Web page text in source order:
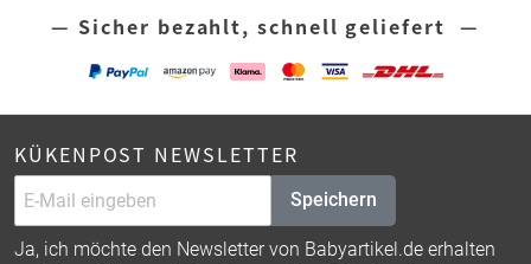
— Sicher bezahlt, schnell geliefert —
KÜKENPOST NEWSLETTER
Speichern
Ja, ich möchte den Newsletter von Babyartikel.de erhalten